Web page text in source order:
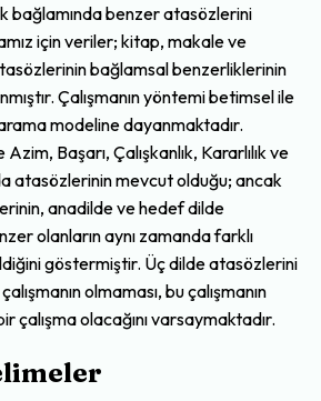
bağlamında benzer atasözlerini
için veriler; kitap, makale ve
bağlamsal benzerliklerinin
Çalışmanın yöntemi betimsel ile
modeline dayanmaktadır.
Başarı, Çalışkanlık, Kararlılık ve
atasözlerinin mevcut olduğu; ancak
anadilde ve hedef dilde
olanların aynı zamanda farklı
göstermiştir. Üç dilde atasözlerini
olmaması, bu çalışmanın
çalışma olacağını varsaymaktadır.